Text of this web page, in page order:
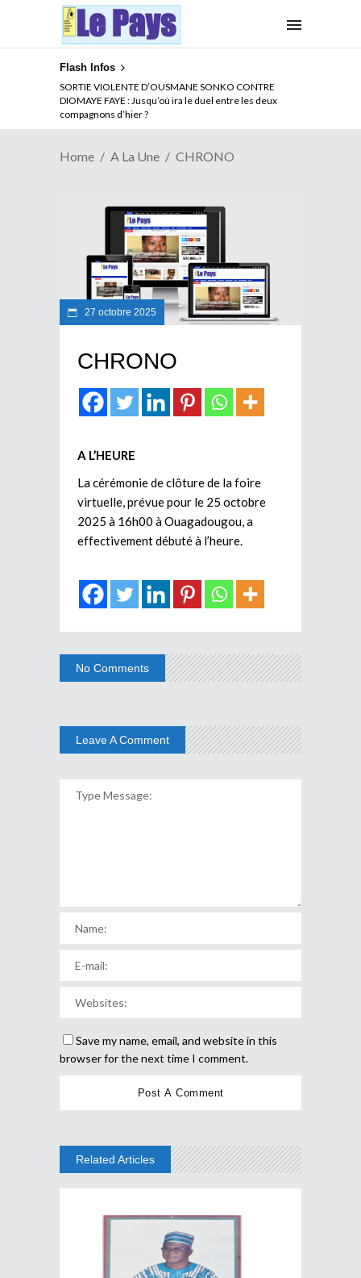
Flash Infos
SORTIE VIOLENTE D’OUSMANE SONKO CONTRE
DIOMAYE FAYE : Jusqu’où ira le duel entre les deux
compagnons d’hier ?
Home A La Une CHRONO
27 octobre 2025
CHRONO
A L’HEURE
La cérémonie de clôture de la foire
virtuelle, prévue pour le 25 octobre
2025 à 16h00 à Ouagadougou, a
effectivement débuté à l’heure.
No Comments
Leave A Comment
Save my name, email, and website in this
browser for the next time I comment.
Related Articles